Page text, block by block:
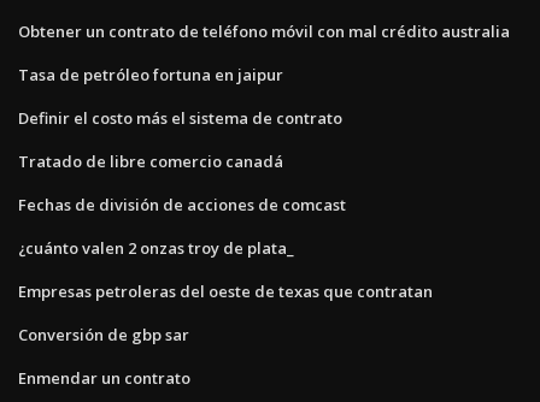
Obtener un contrato de teléfono móvil con mal crédito australia
Tasa de petróleo fortuna en jaipur
Definir el costo más el sistema de contrato
Tratado de libre comercio canadá
Fechas de división de acciones de comcast
¿cuánto valen 2 onzas troy de plata_
Empresas petroleras del oeste de texas que contratan
Conversión de gbp sar
Enmendar un contrato